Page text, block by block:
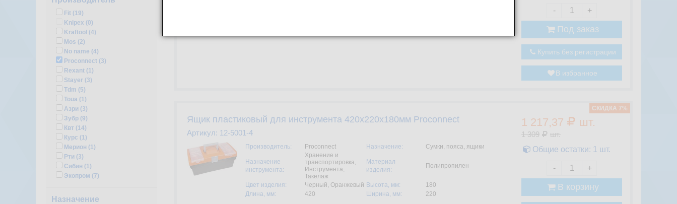
Fit (19)
Knipex (0)
Kraftool (4)
Mos (2)
No name (4)
Proconnect (3)
Rexant (1)
Stayer (3)
Tdm (5)
Toua (1)
Азри (3)
Зубр (9)
Квт (14)
Курс (1)
Мерион (1)
Рти (3)
Сибин (1)
Экопром (7)
Назначение
- +
Под заказ
Купить без регистрации
В избранное
Ящик пластиковый для инструмента 420х220х180мм Proconnect
Артикул: 12-5001-4
Производитель: Proconnect Назначение: Сумки, пояса, ящики
Назначение
инструмента:
Хранение и
транспортировка,
Инструмента,
Такелаж
Материал
изделия:
Полипропилен
Цвет изделия: Черный, Оранжевый Высота, мм:
180
Длина, мм:
420 Ширина, мм: 220
1 217,37 шт.
1 309
шт.
Общие остатки: 1 шт.
- +
В корзину
CКИДКА 7%